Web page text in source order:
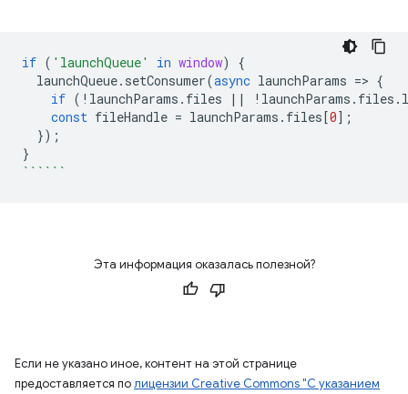
if ( 'launchQueue' in window)
{
launchQueue. setConsumer(async launchParams => {
if ( ! launchParams . files || ! launchParams . files .
const fileHandle = launchParams . files[0];
});
}
``````
Эта информация оказалась полезной?
Если не указано иное, контент на этой странице
предоставляется полицензии Creative Commons "С указанием